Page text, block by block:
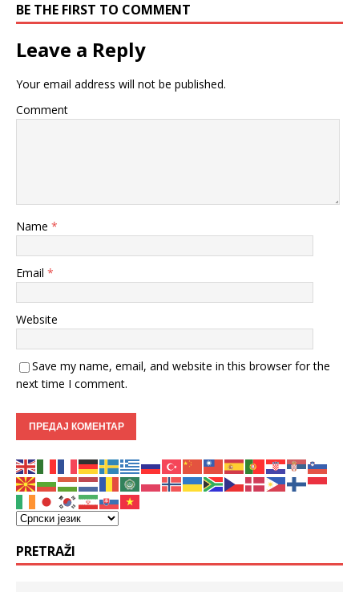
BE THE FIRST TO COMMENT
Leave a Reply
Your email address will not be published.
Comment
Name *
Email *
Website
Save my name, email, and website in this browser for the
next time I comment.
PRETRAŽI